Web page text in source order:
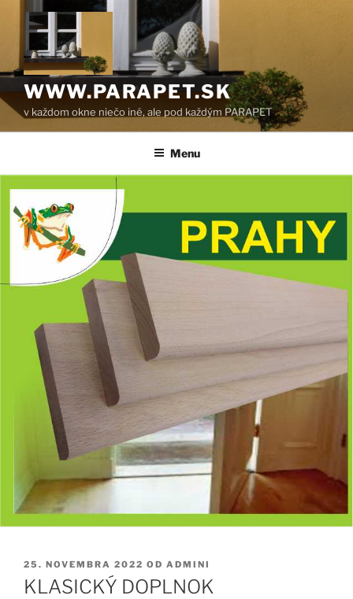
Prejsť
obsah
WWW.PARAPET.SK
v každom okne niečo iné, ale pod každým PARAPET
Menu
PUBLIKOVANÉ
25. NOVEMBRA 2022 OD ADMINI
KLASICKÝ DOPLNOK